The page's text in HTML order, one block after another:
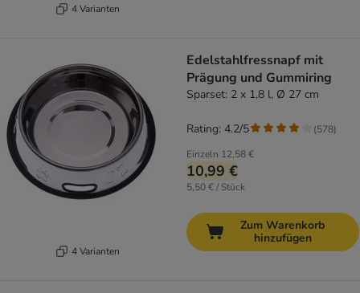
4 Varianten
4 Varianten
Edelstahlfressnapf mit
Prägung und Gummiring
Sparset: 2 x 1,8 l, Ø 27 cm
Einzeln 12,58 €
10,99 €
5,50 € / Stück
Rating: 4.2/5 (578)
Zum Warenkorb
hinzufügen